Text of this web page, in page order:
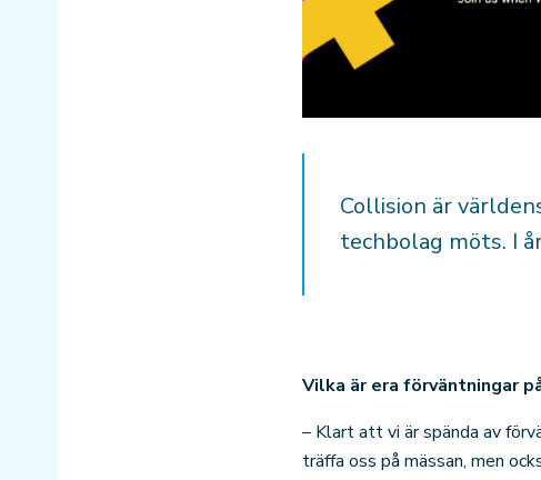
Collision är
techbolag möts. I
Vilka är era förväntningar
– Klart att vi är spända av
träffa oss på mässan, men